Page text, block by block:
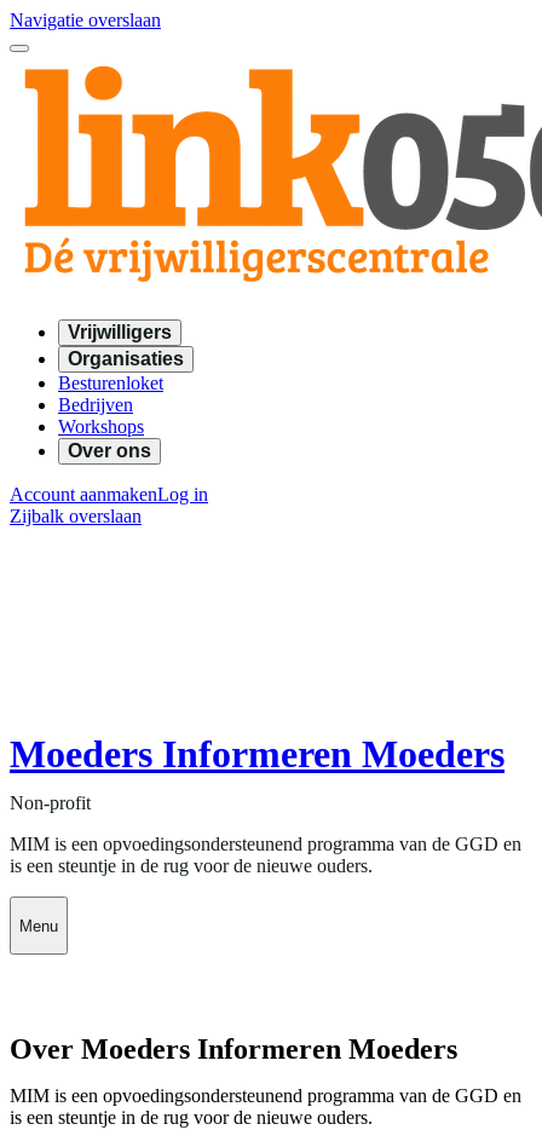
Navigatie overslaan
Vrijwilligers
Organisaties
Besturenloket
Bedrijven
Workshops
Over ons
Account aanmakenLog in
Zijbalk overslaan
Moeders Informeren Moeders
Non-profit
MIM is een opvoedingsondersteunend programma van de GGD en
is een steuntje in de rug voor de nieuwe ouders.
Menu
Over Moeders Informeren Moeders
MIM is een opvoedingsondersteunend programma van de GGD en
is een steuntje in de rug voor de nieuwe ouders.